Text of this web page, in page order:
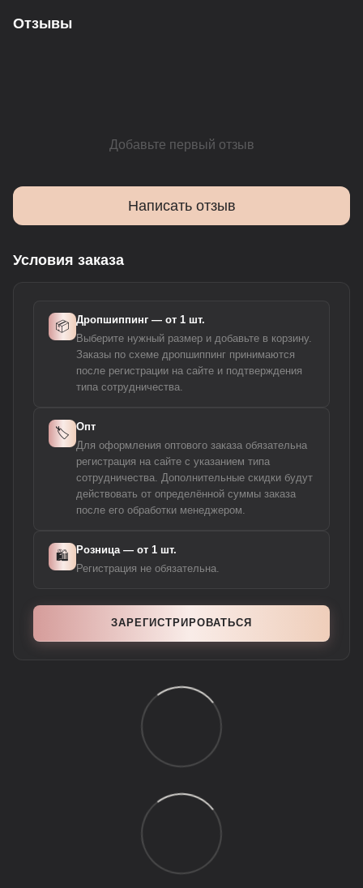
Отзывы
Добавьте первый отзыв
Написать отзыв
Условия заказа
📦 Дропшиппинг — от 1 шт.
Выберите нужный размер и добавьте в корзину.
Заказы по схеме дропшиппинг принимаются
после регистрации на сайте и подтверждения
типа сотрудничества.
🏷️ Опт
Для оформления оптового заказа обязательна
регистрация на сайте с указанием типа
сотрудничества. Дополнительные скидки будут
действовать от определённой суммы заказа
после его обработки менеджером.
🛍️ Розница — от 1 шт.
Регистрация не обязательна.
ЗАРЕГИСТРИРОВАТЬСЯ